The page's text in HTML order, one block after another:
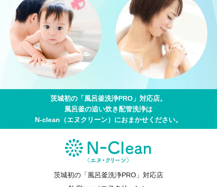
茨城初の「風呂釜洗浄PRO」対応店。
風呂釜の追い炊き配管洗浄は
N-clean（エヌクリーン）におまかせください。
茨城初の「風呂釜洗浄PRO」対応店